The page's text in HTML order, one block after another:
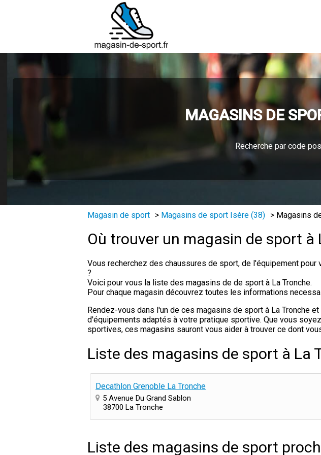
MAGASINS DE
Recherche par code
Magasin de sport > Magasins de sport Isère (38) > Magasins
Où trouver un magasin de sport à
Vous recherchez des chaussures de sport, de l'équipement
?
Voici pour vous la liste des magasins de de sport à La Tronche.
Pour chaque magasin découvrez toutes les informations
Rendez-vous dans l'un de ces magasins de sport à La Tronche
d'équipements adaptés à votre pratique sportive. Que vous
sportives, ces magasins sauront vous aider à trouver ce dont
Liste des magasins de sport à La
Decathlon Grenoble La Tronche
5 Avenue Du Grand Sablon
38700 La Tronche
Liste des magasins de sport